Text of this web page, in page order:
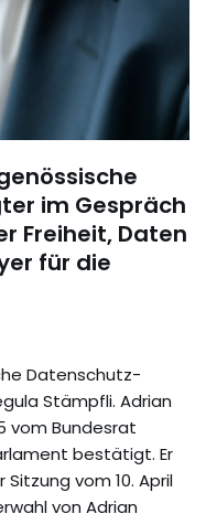
im Gespräch
Freiheit, Daten
für die
Datenschutz-
Stämpfli. Adrian
vom Bundesrat
bestätigt. Er
vom 10. April
von Adrian